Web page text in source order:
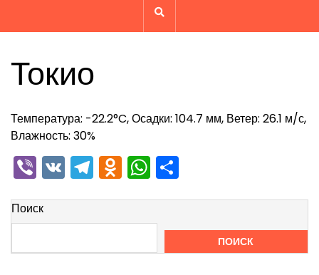
Токио
Температура: -22.2°C, Осадки: 104.7 мм, Ветер: 26.1 м/с,
Влажность: 30%
Viber
VKTelegram
Odnoklassniki
WhatsApp
Поиск
ПОИСК